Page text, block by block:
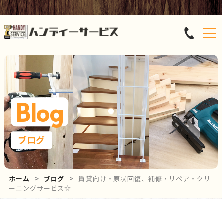
Blog
ブログ
ホーム ブログ
賃貸向け・原状回復、補修・リペア・クリ
ーニングサービス☆